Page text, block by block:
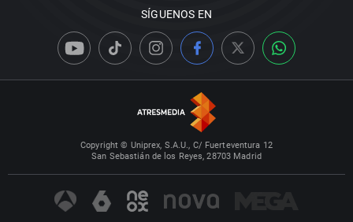
SÍGUENOS EN
Copyright © Uniprex, S.A.U., C/ Fuerteventura 12
San Sebastián de los Reyes, 28703 Madrid